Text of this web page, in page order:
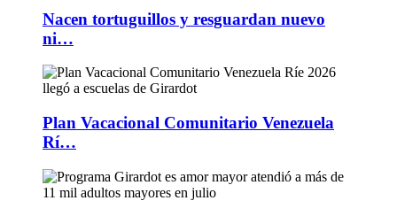
Nacen tortuguillos y resguardan nuevo
ni…
Plan Vacacional Comunitario Venezuela
Rí…